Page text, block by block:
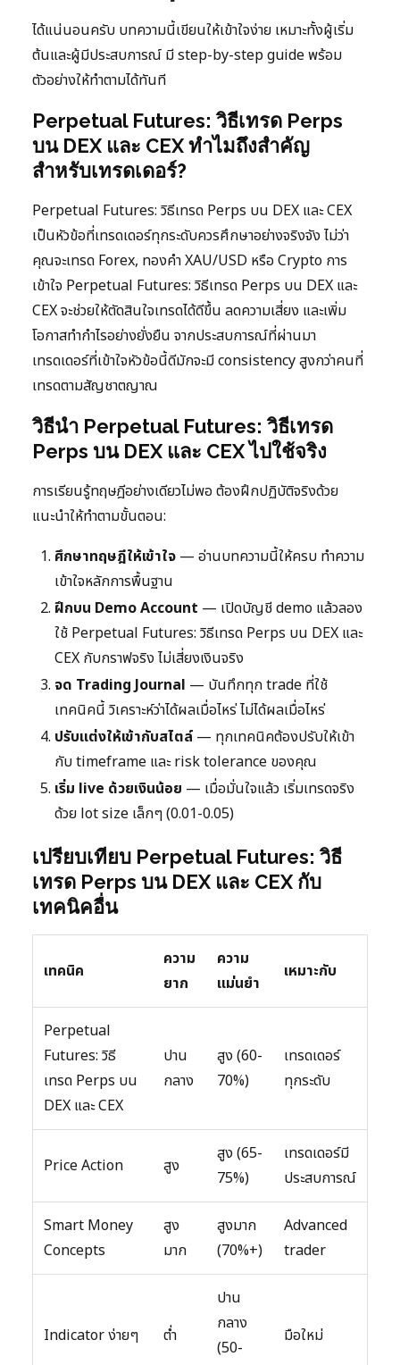
ได้แน่นอนครับ บทความนี้เขียนให้เข้าใจง่าย เหมาะทั้งผู้เริ่ม
ต้นและผู้มีประสบการณ์ มี step-by-step guide พร้อม
ตัวอย่างให้ทำตามได้ทันที
Perpetual Futures: วิธีเทรด Perps
บน DEX และ CEX ทำไมถึงสำคัญ
สำหรับเทรดเดอร์?
Perpetual Futures: วิธีเทรด Perps บน DEX และ CEX
เป็นหัวข้อที่เทรดเดอร์ทุกระดับควรศึกษาอย่างจริงจัง ไม่ว่า
คุณจะเทรด Forex, ทองคำ XAU/USD หรือ Crypto การ
เข้าใจ Perpetual Futures: วิธีเทรด Perps บน DEX และ
CEX จะช่วยให้ตัดสินใจเทรดได้ดีขึ้น ลดความเสี่ยง และเพิ่ม
โอกาสทำกำไรอย่างยั่งยืน จากประสบการณ์ที่ผ่านมา
เทรดเดอร์ที่เข้าใจหัวข้อนี้ดีมักจะมี consistency สูงกว่าคนที่
เทรดตามสัญชาตญาณ
วิธีนำ Perpetual Futures: วิธีเทรด
Perps บน DEX และ CEX ไปใช้จริง
การเรียนรู้ทฤษฎีอย่างเดียวไม่พอ ต้องฝึกปฏิบัติจริงด้วย
แนะนำให้ทำตามขั้นตอน:
ศึกษาทฤษฎีให้เข้าใจ — อ่านบทความนี้ให้ครบ ทำความ
เข้าใจหลักการพื้นฐาน
ฝึกบน Demo Account — เปิดบัญชี demo แล้วลอง
ใช้ Perpetual Futures: วิธีเทรด Perps บน DEX และ
CEX กับกราฟจริง ไม่เสี่ยงเงินจริง
จด Trading Journal — บันทึกทุก trade ที่ใช้
เทคนิคนี้ วิเคราะห์ว่าได้ผลเมื่อไหร่ ไม่ได้ผลเมื่อไหร่
ปรับแต่งให้เข้ากับสไตล์ — ทุกเทคนิคต้องปรับให้เข้า
กับ timeframe และ risk tolerance ของคุณ
เริ่ม live ด้วยเงินน้อย — เมื่อมั่นใจแล้ว เริ่มเทรดจริง
ด้วย lot size เล็กๆ (0.01-0.05)
เปรียบเทียบ Perpetual Futures: วิธี
เทรด Perps บน DEX และ CEX กับ
เทคนิคอื่น
เทคนิค
ความ
ยาก
ความ
แม่นยำ
เหมาะกับ
Perpetual
Futures: วิธี
เทรด Perps บน
DEX และ CEX
ปาน
กลาง
สูง (60-
70%)
เทรดเดอร์
ทุกระดับ
Price Action สูง
สูง (65-
75%)
เทรดเดอร์มี
ประสบการณ์
Smart Money
Concepts
สูง
มาก
สูงมาก
(70%+)
Advanced
trader
Indicator ง่ายๆ ต่ำ
ปาน
กลาง
(50-
มือใหม่